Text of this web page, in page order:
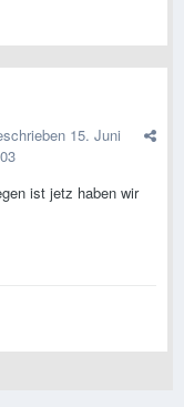
15. Juni
ist jetz haben wir